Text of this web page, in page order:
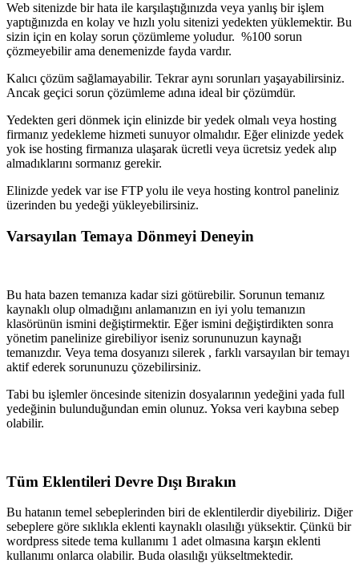
Web sitenizde bir hata ile karşılaştığınızda veya yanlış bir işlem
yaptığınızda en kolay ve hızlı yolu sitenizi yedekten yüklemektir. Bu
sizin için en kolay sorun çözümleme yoludur. %100 sorun
çözmeyebilir ama denemenizde fayda vardır.
Kalıcı çözüm sağlamayabilir. Tekrar aynı sorunları yaşayabilirsiniz.
Ancak geçici sorun çözümleme adına ideal bir çözümdür.
Yedekten geri dönmek için elinizde bir yedek olmalı veya hosting
firmanız yedekleme hizmeti sunuyor olmalıdır. Eğer elinizde yedek
yok ise hosting firmanıza ulaşarak ücretli veya ücretsiz yedek alıp
almadıklarını sormanız gerekir.
Elinizde yedek var ise FTP yolu ile veya hosting kontrol paneliniz
üzerinden bu yedeği yükleyebilirsiniz.
Varsayılan Temaya Dönmeyi Deneyin
Bu hata bazen temanıza kadar sizi götürebilir. Sorunun temanız
kaynaklı olup olmadığını anlamanızın en iyi yolu temanızın
klasörünün ismini değiştirmektir. Eğer ismini değiştirdikten sonra
yönetim panelinize girebiliyor iseniz sorununuzun kaynağı
temanızdır. Veya tema dosyanızı silerek , farklı varsayılan bir temayı
aktif ederek sorununuzu çözebilirsiniz.
Tabi bu işlemler öncesinde sitenizin dosyalarının yedeğini yada full
yedeğinin bulunduğundan emin olunuz. Yoksa veri kaybına sebep
olabilir.
Tüm Eklentileri Devre Dışı Bırakın
Bu hatanın temel sebeplerinden biri de eklentilerdir diyebiliriz. Diğer
sebeplere göre sıklıkla eklenti kaynaklı olasılığı yüksektir. Çünkü bir
wordpress sitede tema kullanımı 1 adet olmasına karşın eklenti
kullanımı onlarca olabilir. Buda olasılığı yükseltmektedir.